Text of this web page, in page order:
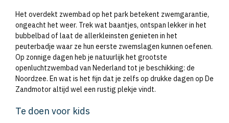
Het overdekt zwembad op het park betekent zwemgarantie,
ongeacht het weer. Trek wat baantjes, ontspan lekker in het
bubbelbad of laat de allerkleinsten genieten in het
peuterbadje waar ze hun eerste zwemslagen kunnen oefenen.
Op zonnige dagen heb je natuurlijk het grootste
openluchtzwembad van Nederland tot je beschikking: de
Noordzee. En wat is het fijn dat je zelfs op drukke dagen op De
Zandmotor altijd wel een rustig plekje vindt.
Te doen voor kids